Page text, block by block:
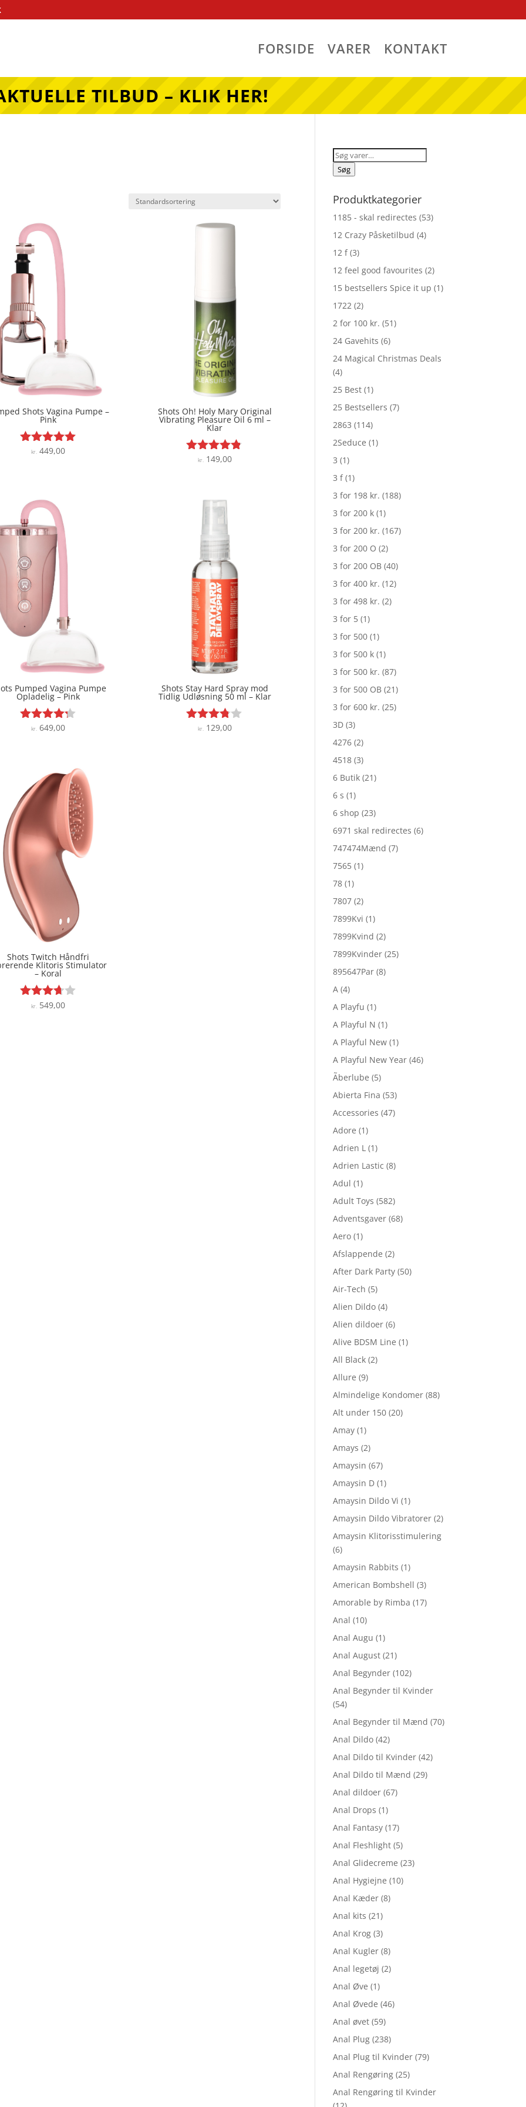
FORSIDE VARER KONTAKT
TILBUD – KLIK HER!
Shots Vagina Pumpe –
Pink
Vurderet
kr. 449,00
Shots Oh! Holy Mary Original
Vibrating Pleasure Oil 6 ml –
Klar
Vurderet
kr.149,00
Pumped Vagina Pumpe
Opladelig – Pink
Vurderet
kr. 649,00
Shots Stay Hard Spray mod
Tidlig Udløsning 50 ml – Klar
Vurderet
kr.129,00
Shots Twitch Håndfri
Klitoris Stimulator
– Koral
Vurderet
kr. 549,00
Søg
efter:
Søg
Produktkategorier
1185 - skal redirectes (53)
12 Crazy Påsketilbud (4)
12 f (3)
12 feel good favourites (2)
15 bestsellers Spice it up (1)
1722 (2)
2 for 100 kr. (51)
24 Gavehits (6)
24 Magical Christmas Deals
(4)
25 Best (1)
25 Bestsellers (7)
2863 (114)
2Seduce (1)
3 (1)
3 f (1)
3 for 198 kr. (188)
3 for 200 k (1)
3 for 200 kr. (167)
3 for 200 O (2)
3 for 200 OB (40)
3 for 400 kr. (12)
3 for 498 kr. (2)
3 for 5 (1)
3 for 500 (1)
3 for 500 k (1)
3 for 500 kr. (87)
3 for 500 OB (21)
3 for 600 kr. (25)
3D (3)
4276 (2)
4518 (3)
6 Butik (21)
6 s (1)
6 shop (23)
6971 skal redirectes (6)
747474Mænd (7)
7565 (1)
78 (1)
7807 (2)
7899Kvi (1)
7899Kvind (2)
7899Kvinder (25)
895647Par (8)
A (4)
A Playfu (1)
A Playful N (1)
A Playful New (1)
A Playful New Year (46)
Ãberlube (5)
Abierta Fina (53)
Accessories (47)
Adore (1)
Adrien L (1)
Adrien Lastic (8)
Adul (1)
Adult Toys (582)
Adventsgaver (68)
Aero (1)
Afslappende (2)
After Dark Party (50)
Air-Tech (5)
Alien Dildo (4)
Alien dildoer (6)
Alive BDSM Line (1)
All Black (2)
Allure (9)
Almindelige Kondomer (88)
Alt under 150 (20)
Amay (1)
Amays (2)
Amaysin (67)
Amaysin D (1)
Amaysin Dildo Vi (1)
Amaysin Dildo Vibratorer (2)
Amaysin Klitorisstimulering
(6)
Amaysin Rabbits (1)
American Bombshell (3)
Amorable by Rimba (17)
Anal (10)
Anal Augu (1)
Anal August (21)
Anal Begynder (102)
Anal Begynder til Kvinder
(54)
Anal Begynder til Mænd (70)
Anal Dildo (42)
Anal Dildo til Kvinder (42)
Anal Dildo til Mænd (29)
Anal dildoer (67)
Anal Drops (1)
Anal Fantasy (17)
Anal Fleshlight (5)
Anal Glidecreme (23)
Anal Hygiejne (10)
Anal Kæder (8)
Anal kits (21)
Anal Krog (3)
Anal Kugler (8)
Anal legetøj (2)
Anal Øve (1)
Anal Øvede (46)
Anal øvet (59)
Anal Plug (238)
Anal Plug til Kvinder (79)
Anal Rengøring (25)
Anal Rengøring til Kvinder